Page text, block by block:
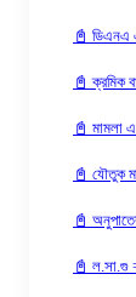
📓 ডিএনএ
📓 ক্রমিক
📓 মামলা
📓 যৌতুক
📓
📓 ল.সা.গু